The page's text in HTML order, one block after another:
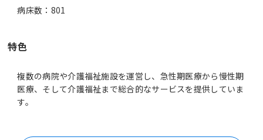
病床数：801
特色
複数の病院や介護福祉施設を運営し、急性期医療から慢性期
医療、そして介護福祉まで総合的なサービスを提供していま
す。